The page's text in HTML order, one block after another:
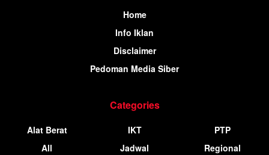
Home
Info Iklan
Disclaimer
Pedoman Media Siber
Categories
Alat Berat
All
IKT
Jadwal
PTP
Regional